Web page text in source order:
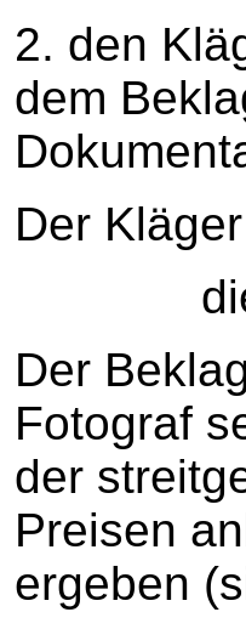
2. den
dem
Der
die
Der
Fotograf
der
Preisen
ergeben